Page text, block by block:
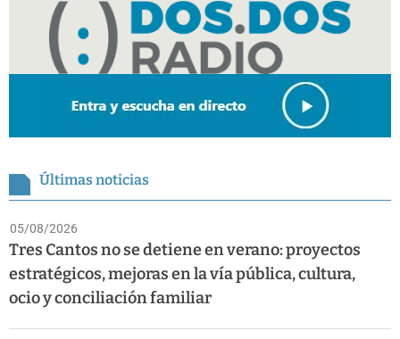
Últimas noticias
05/08/2026
Tres Cantos no se detiene en verano: proyectos
estratégicos, mejoras en la vía pública, cultura,
ocio y conciliación familiar